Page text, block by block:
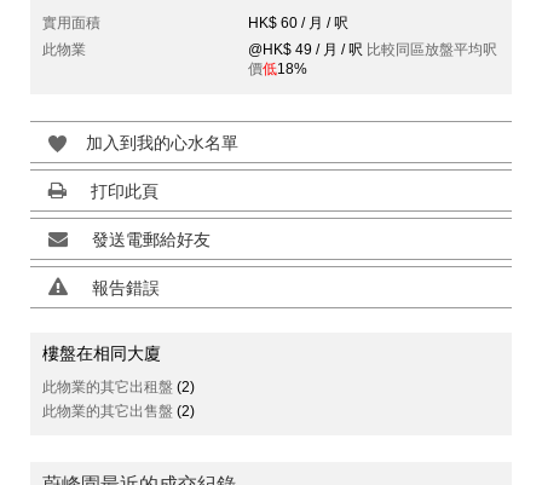
實用面積
HK$ 60 / 月 / 呎
此物業
@HK$ 49 / 月 / 呎 比較同區放盤平均呎
價低18%
加入到我的心水名單
打印此頁
發送電郵給好友
報告錯誤
樓盤在相同大廈
此物業的其它出租盤 (2)
此物業的其它出售盤 (2)